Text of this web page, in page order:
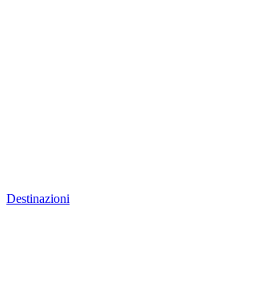
Destinazioni